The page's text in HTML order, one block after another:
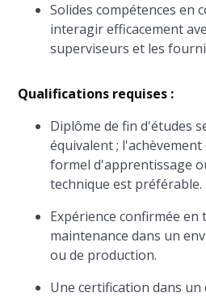
Solides compétences en
interagir efficacement
superviseurs et les
Qualifications requises :
Diplôme de fin d'études
équivalent ;
formel d'apprentissage
technique est préférable.
Expérience confirmée en
maintenance dans un
ou de production.
Une certification dans un